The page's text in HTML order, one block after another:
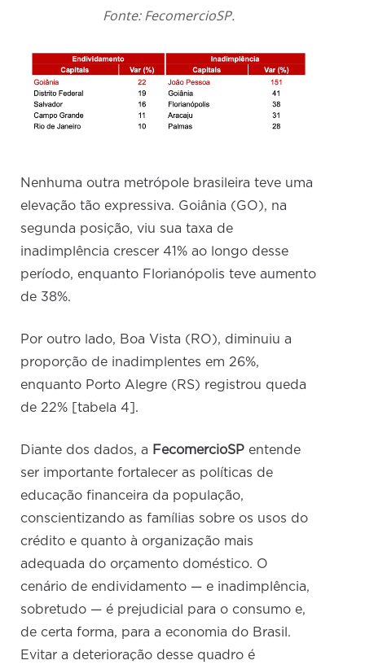
Fonte: FecomercioSP.
Nenhuma outra metrópole brasileira teve uma
elevação tão expressiva. Goiânia (GO), na
segunda posição, viu sua taxa de
inadimplência crescer 41% ao longo desse
período, enquanto Florianópolis teve aumento
de 38%.
Por outro lado, Boa Vista (RO), diminuiu a
proporção de inadimplentes em 26%,
enquanto Porto Alegre (RS) registrou queda
de 22% [tabela 4].
Diante dos dados, a FecomercioSP entende
ser importante fortalecer as políticas de
educação financeira da população,
conscientizando as famílias sobre os usos do
crédito e quanto à organização mais
adequada do orçamento doméstico. O
cenário de endividamento — e inadimplência,
sobretudo — é prejudicial para o consumo e,
de certa forma, para a economia do Brasil.
Evitar a deterioração desse quadro é